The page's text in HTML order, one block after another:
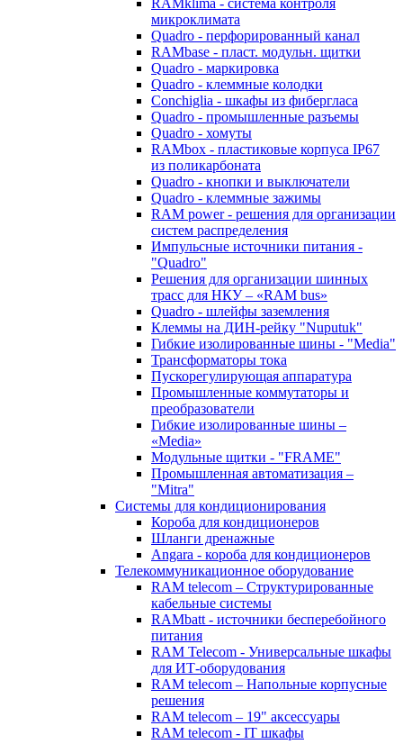
микроклимата
Quadro - перфорированный канал
RAMbase - пласт. модульн. щитки
Quadro - маркировка
Quadro - клеммные колодки
Conchiglia - шкафы из фибергласа
Quadro - промышленные разъемы
Quadro - хомуты
RAMbox - пластиковые корпуса IP67
из поликарбоната
Quadro - кнопки и выключатели
Quadro - клеммные зажимы
RAM power - решения для организации
систем распределения
Импульсные источники питания -
"Quadro"
Решения для организации шинных
трасс для НКУ – «RAM bus»
Quadro - шлейфы заземления
Клеммы на ДИН-рейку "Nuputuk"
Гибкие изолированные шины - "Media"
Трансформаторы тока
Пускорегулирующая аппаратура
Промышленные коммутаторы и
преобразователи
Гибкие изолированные шины –
«Media»
Модульные щитки - "FRAME"
Промышленная автоматизация –
"Mitra"
Системы для кондиционирования
Короба для кондиционеров
Шланги дренажные
Angara - короба для кондиционеров
Телекоммуникационное оборудование
RAM telecom – Структурированные
кабельные системы
RAMbatt - источники бесперебойного
питания
RAM Telecom - Универсальные шкафы
для ИТ-оборудования
RAM telecom – Напольные корпусные
решения
RAM telecom – 19" аксессуары
RAM telecom - IT шкафы